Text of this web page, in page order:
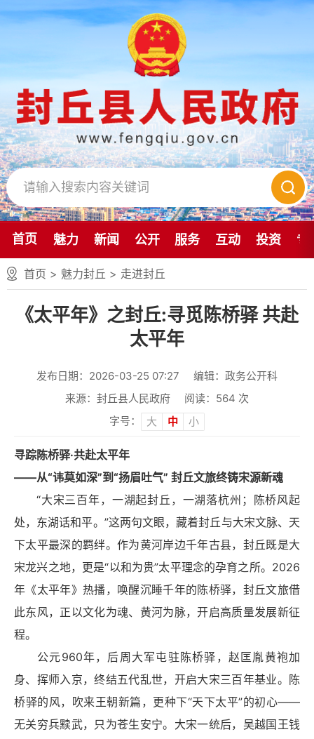
首页 魅力 新闻 公开 服务 互动 投资 专
首页 > 魅力封丘 > 走进封丘
《太平年》之封丘:寻觅陈桥驿 共赴
太平年
发布日期：2026-03-25 07:27
编辑：政务公开科
来源：封丘县人民政府
阅读： 564 次
字号：
大 中 小
寻踪陈桥驿·共赴太平年
——从“讳莫如深”到“扬眉吐气” 封丘文旅终铸宋源新魂
“大宋三百年，一湖起封丘，一湖落杭州；陈桥风起
处，东湖话和平。”这两句文眼，藏着封丘与大宋文脉、 天
下太平最深的羁绊。作为黄河岸边千年古县，封丘既是大
宋龙兴之地，更是“以和为贵”太平理念的孕育之所。2026
年《太平年》热播，唤醒沉睡千年的陈桥驿，封丘文旅借
此东风，正以文化为魂、黄河为脉，开启高质量发展新征
程。
公元960年，后周大军屯驻陈桥驿，赵匡胤黄袍加
身、挥师入京，终结五代乱世，开启大宋三百年基业。陈
桥驿的风，吹来王朝新篇，更种下“天下太平”的初心——
无关穷兵黩武，只为苍生安宁。大宋一统后，吴越国王钱